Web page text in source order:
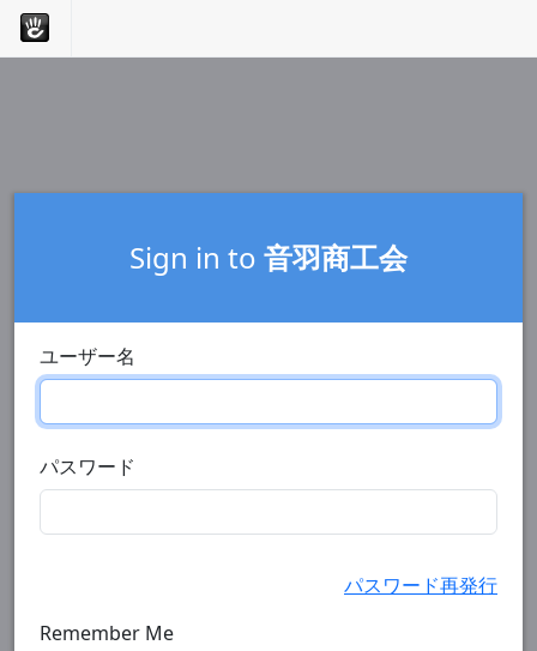
Sign in to 音羽商工会
ユーザー名
パスワード
パスワード再発行
Remember Me